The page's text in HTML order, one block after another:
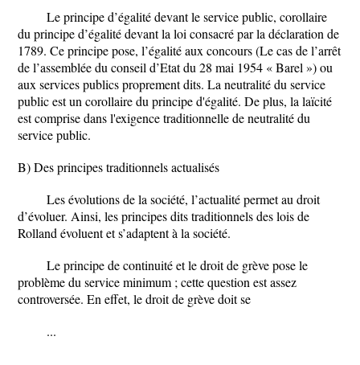
Le principe d’égalité devant le service public, corollaire
du principe d’égalité devant la loi consacré par la déclaration de
1789. Ce principe pose, l’égalité aux concours (Le cas de l’arrêt
de l’assemblée du conseil d’Etat du 28 mai 1954 « Barel ») ou
aux services publics proprement dits. La neutralité du service
public est un corollaire du principe d'égalité. De plus, la laïcité
est comprise dans l'exigence traditionnelle de neutralité du
service public.
B) Des principes traditionnels actualisés
Les évolutions de la société, l’actualité permet au droit
d’évoluer. Ainsi, les principes dits traditionnels des lois de
Rolland évoluent et s’adaptent à la société.
Le principe de continuité et le droit de grève pose le
problème du service minimum ; cette question est assez
controversée. En effet, le droit de grève doit se
...